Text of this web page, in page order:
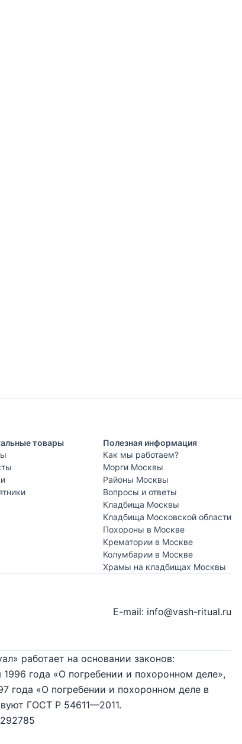
товары
Полезная информация
Как мы работаем?
Морги Москвы
Районы Москвы
Вопросы и ответы
Кладбища Москвы
Кладбища Московской области
Похороны в Москве
Крематории в Москве
Колумбарии в Москве
Храмы на кладбищах Москвы
E-mail: info@vash-ritual.ru
работает на основании законов:
года «О погребении и похоронном деле»,
года «О погребении и похоронном деле в
ГОСТ Р 54611—2011.